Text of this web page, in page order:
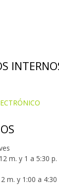
m. y 1 a 5:30 p.
m. y 1:00 a 4:30